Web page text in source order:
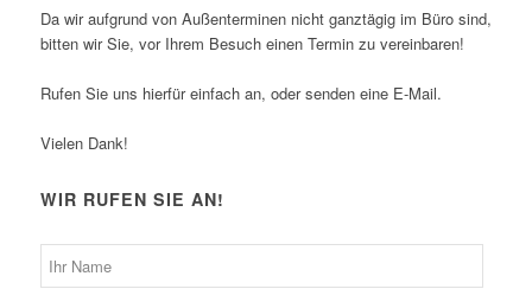
Da wir aufgrund von Außenterminen nicht ganztägig im Büro sind,
bitten wir Sie, vor Ihrem Besuch einen Termin zu vereinbaren!
Rufen Sie uns hierfür einfach an, oder senden eine E-Mail.
Vielen Dank!
WIR RUFEN SIE AN!